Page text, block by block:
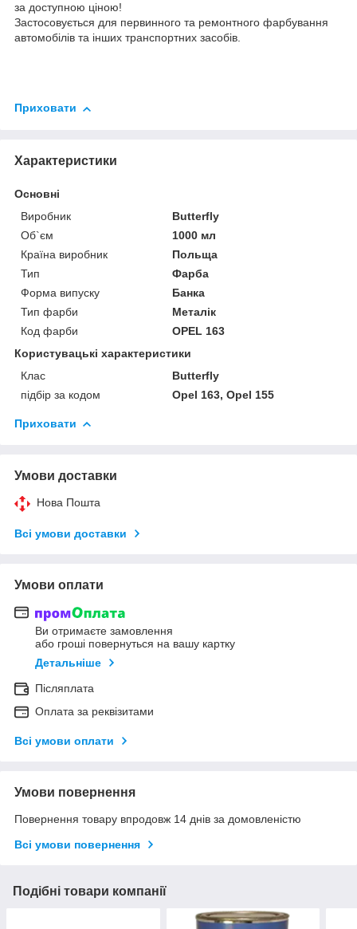
за доступною ціною!
Застосовується для первинного та ремонтного фарбування
автомобілів та інших транспортних засобів.
Приховати
Характеристики
Основні
Виробник
Butterfly
Об`єм
1000 мл
Країна виробник
Польща
Тип
Фарба
Форма випуску
Банка
Тип фарби
Металік
Код фарби
OPEL 163
Користувацькi характеристики
Клас
Butterfly
підбір за кодом
Opel 163, Opel 155
Приховати
Умови доставки
Нова Пошта
Всі умови доставки
Умови оплати
Ви отримаєте замовлення
або гроші повернуться на вашу картку
Детальніше
Післяплата
Оплата за реквізитами
Всі умови оплати
Умови повернення
Повернення товару впродовж 14 днів за домовленістю
Всі умови повернення
Подібні товари компанії